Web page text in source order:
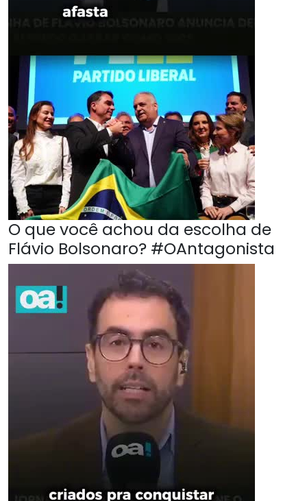
O que você achou da escolha de
Flávio Bolsonaro? #OAntagonista